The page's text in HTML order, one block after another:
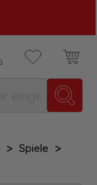
> Spiele >